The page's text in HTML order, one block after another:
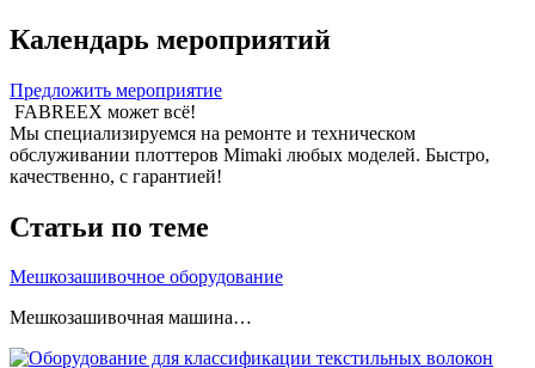
Календарь мероприятий
Предложить мероприятие
FABREEX может всё!
Мы специализируемся на ремонте и техническом
обслуживании плоттеров Mimaki любых моделей. Быстро,
качественно, с гарантией!
Статьи по теме
Мешкозашивочное оборудование
Мешкозашивочная машина…